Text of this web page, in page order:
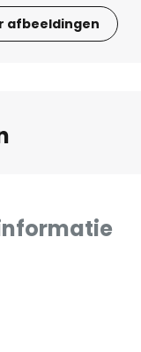
afbeeldingen